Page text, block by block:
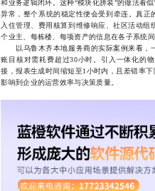
和业务逻辑闭环。这种“模块化拼装”的做法看
异常，整个系统的稳定性便会受到牵连。真正
入住管理、费用核算到维修响应、社区活动
个业主、每栋楼、每项资产的信息在各子系统
以乌鲁木齐本地服务商的实际案例来看，
账目核对需耗费超过30小时。引入一体化的
接，报表生成时间缩短至1小时内，且差错率
影响到企业的运营效率与决策质量。